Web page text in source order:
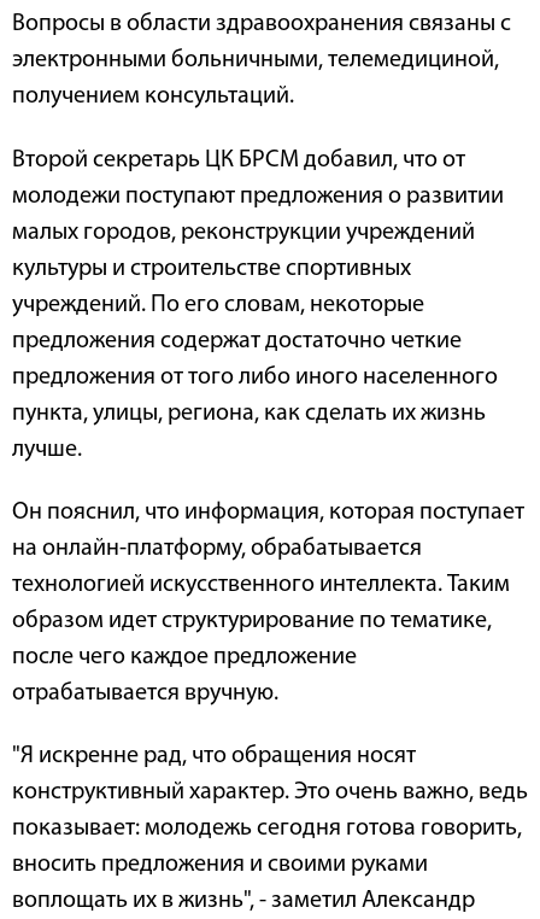
Вопросы в области здравоохранения связаны с
электронными больничными, телемедициной,
получением консультаций.
Второй секретарь ЦК БРСМ добавил, что от
молодежи поступают предложения о развитии
малых городов, реконструкции учреждений
культуры и строительстве спортивных
учреждений. По его словам, некоторые
предложения содержат достаточно четкие
предложения от того либо иного населенного
пункта, улицы, региона, как сделать их жизнь
лучше.
Он пояснил, что информация, которая поступает
на онлайн-платформу, обрабатывается
технологией искусственного интеллекта. Таким
образом идет структурирование по тематике,
после чего каждое предложение
отрабатывается вручную.
"Я искренне рад, что обращения носят
конструктивный характер. Это очень важно, ведь
показывает: молодежь сегодня готова говорить,
вносить предложения и своими руками
воплощать их в жизнь", - заметил Александр